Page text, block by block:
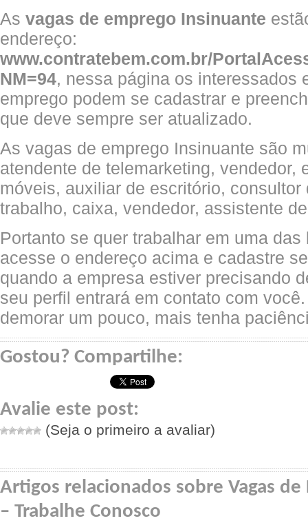
As vagas de emprego Insinuante
endereço:
www.contratebem.com.br/
NM=94, nessa página os interessados
emprego podem se cadastrar e
que deve sempre ser atualizado.
As vagas de emprego Insinuante são
atendente de telemarketing, vendedor,
móveis, auxiliar de escritório,
trabalho, caixa, vendedor, assistente
Portanto se quer trabalhar em uma
acesse o endereço acima e cadastre
quando a empresa estiver precisando
seu perfil entrará em contato com
demorar um pouco, mais tenha
Gostou? Compartilhe:
Avalie este post:
(Seja o primeiro a avaliar)
Artigos relacionados sobre Vagas
– Trabalhe Conosco